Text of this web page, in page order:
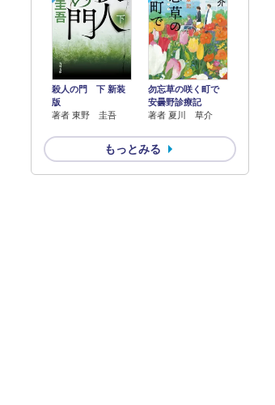
殺人の門 下 新装
版
著者 東野 圭吾
勿忘草の咲く町で
安曇野診療記
著者 夏川 草介
もっとみる